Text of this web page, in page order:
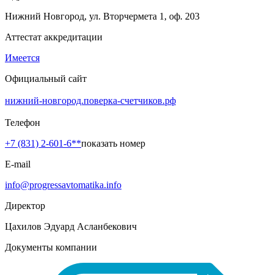
Нижний Новгород, ул. Вторчермета 1, оф. 203
Аттестат аккредитации
Имеется
Официальный сайт
нижний-новгород.поверка-счетчиков.рф
Телефон
+7 (831) 2-601-6**показать номер
E-mail
info@progressavtomatika.info
Директор
Цахилов Эдуард Асланбекович
Документы компании